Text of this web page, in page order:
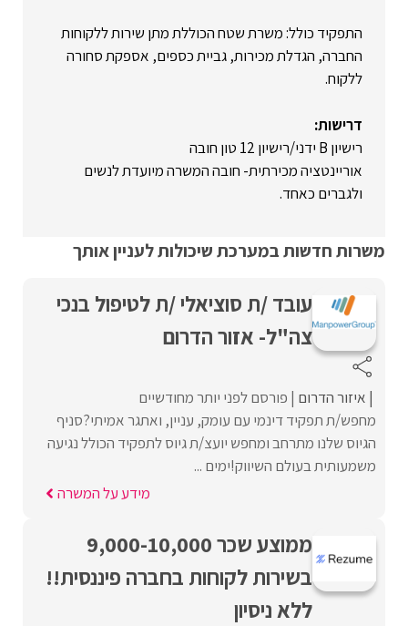
התפקיד כולל: משרת שטח הכוללת מתן שירות ללקוחות
החברה, הגדלת מכירות, גביית כספים, אספקת סחורה
ללקוח.
דרישות:
רישיון B ידני/רישיון 12 טון חובה
אוריינטציה מכירתית- חובה המשרה מיועדת לנשים
ולגברים כאחד.
משרות חדשות במערכת שיכולות לעניין אותך
עובד /ת סוציאלי /ת לטיפול בנכי
צה"ל- אזור הדרום
איזור הדרום פורסם לפני יותר מחודשיים
מחפש/ת תפקיד דינמי עם עומק, עניין, ואתגר אמיתי?סניף
הגיוס שלנו מתרחב ומחפש יועצ/ת גיוס לתפקיד הכולל נגיעה
משמעותית בעולם השיווק!ימים ...
מידע על המשרה
ממוצע שכר 9,000-10,000
בשירות לקוחות בחברה פיננסית!!
ללא ניסיון